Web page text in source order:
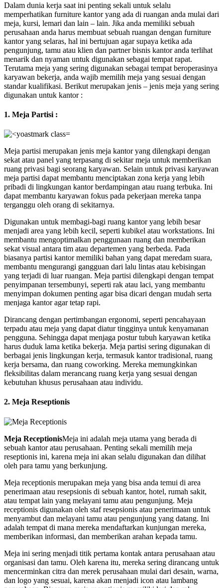
Dalam dunia kerja saat ini penting sekali untuk selalu
memperhatikan furniture kantor yang ada di ruangan anda mulai dari
meja, kursi, lemari dan lain – lain. Jika anda memiliki sebuah
perusahaan anda harus membuat sebuah ruangan dengan furniture
kantor yang selaras, hal ini bertujuan agar supaya ketika ada
pengunjung, tamu atau klien dan partner bisnis kantor anda terlihat
menarik dan nyaman untuk digunakan sebagai tempat rapat.
Terutama meja yang sering digunakan sebagai tempat beroperasinya
karyawan bekerja, anda wajib memilih meja yang sesuai dengan
standar kualifikasi. Berikut merupakan jenis – jenis meja yang sering
digunakan untuk kantor :
1. Meja Partisi :
Meja partisi merupakan jenis meja kantor yang dilengkapi dengan
sekat atau panel yang terpasang di sekitar meja untuk memberikan
ruang privasi bagi seorang karyawan. Selain untuk privasi karyawan
meja partisi dapat membantu menciptakan zona kerja yang lebih
pribadi di lingkungan kantor berdampingan atau ruang terbuka. Ini
dapat membantu karyawan fokus pada pekerjaan mereka tanpa
terganggu oleh orang di sekitarnya.
Digunakan untuk membagi-bagi ruang kantor yang lebih besar
menjadi area yang lebih kecil, seperti kubikel atau workstations. Ini
membantu mengoptimalkan penggunaan ruang dan memberikan
sekat visual antara tim atau departemen yang berbeda. Pada
biasanya partisi kantor memiliki bahan yang dapat meredam suara,
membantu mengurangi gangguan dari lalu lintas atau kebisingan
yang terjadi di luar ruangan. Meja partisi dilengkapi dengan tempat
penyimpanan tersembunyi, seperti rak atau laci, yang membantu
menyimpan dokumen penting agar bisa dicari dengan mudah serta
menjaga kantor agar tetap rapi.
Dirancang dengan pertimbangan ergonomi, seperti pencahayaan
terpadu atau meja yang dapat diatur tingginya untuk kenyamanan
pengguna. Sehingga dapat menjaga postur tubuh karyawan ketika
harus duduk lama ketika bekerja. Meja partisi sering digunakan di
berbagai jenis lingkungan kerja, termasuk kantor tradisional, ruang
kerja bersama, dan ruang coworking. Mereka memungkinkan
fleksibilitas dalam merancang ruang kerja yang sesuai dengan
kebutuhan khusus perusahaan atau individu.
2. Meja Reseptionis
Meja ReceptionisMeja ini adalah meja utama yang berada di
sebuah kantor atau perusahaan. Penting sekali memilih meja
reseptionis ini, karena meja ini akan selalu digunakan dan dilihat
oleh para tamu yang berkunjung.
Meja receptionis merupakan meja yang bisa anda temui di area
penerimaan atau resepsionis di sebuah kantor, hotel, rumah sakit,
atau tempat lain yang melayani tamu atau pengunjung. Meja
receptionis digunakan oleh staf resepsionis atau penerimaan untuk
menyambut dan melayani tamu atau pengunjung yang datang. Ini
adalah tempat di mana mereka mendaftarkan kunjungan mereka,
memberikan informasi, dan memberikan arahan kepada tamu.
Meja ini sering menjadi titik pertama kontak antara perusahaan atau
organisasi dan tamu. Oleh karena itu, mereka sering dirancang untuk
mencerminkan citra dan merek perusahaan mulai dari desain, warna,
dan logo yang sesuai, karena akan menjadi icon atau lambang